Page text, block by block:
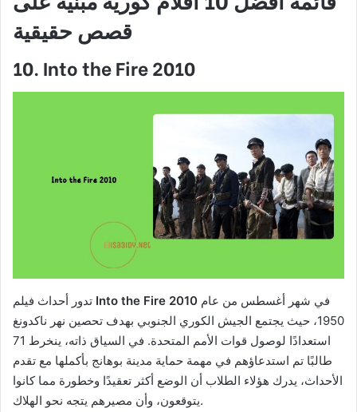
قصص حقيقية
10. Into the Fire 2010
Into the Fire 2010
1950، حيث يجتمع الجيش الكوري الجنوبي بهدف تحصين نهر ناكدونغ
استعدادًا لوصول قوات الأمم المتحدة. في السياق ذاته، ينخرط 71
طالبًا تم استدعاؤهم في مهمة حماية مدينة بوهانج بأكملها مع تقدم
الأحداث، يدرك هؤلاء الطلاب أن الوضع أكثر تعقيدًا وخطورة مما كانوا
يتوقعون، وأن مصيرهم يتجه نحو الهلاك.